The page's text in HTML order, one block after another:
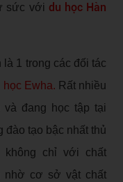
sức với du học Hàn
1 trong các đối tác
Ewha. Rất nhiều
và đang học tập tại
tạo bậc nhất thủ
không chỉ với chất
nhờ cơ sở vật chất